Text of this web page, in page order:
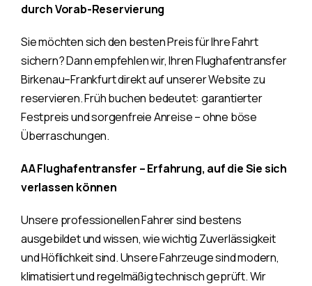
durch Vorab-Reservierung
Sie möchten sich den besten Preis für Ihre Fahrt
sichern? Dann empfehlen wir, Ihren Flughafentransfer
Birkenau–Frankfurt direkt auf unserer Website zu
reservieren. Früh buchen bedeutet: garantierter
Festpreis und sorgenfreie Anreise – ohne böse
Überraschungen.
AA Flughafentransfer – Erfahrung, auf die Sie sich
verlassen können
Unsere professionellen Fahrer sind bestens
ausgebildet und wissen, wie wichtig Zuverlässigkeit
und Höflichkeit sind. Unsere Fahrzeuge sind modern,
klimatisiert und regelmäßig technisch geprüft. Wir